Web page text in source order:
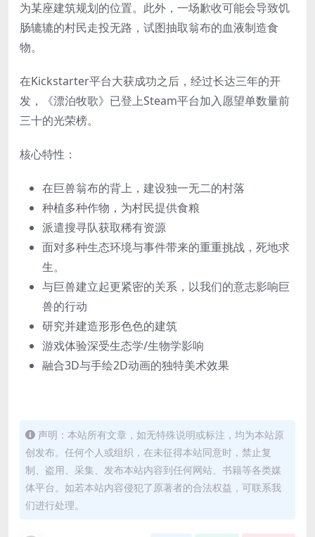
为某座建筑规划的位置。此外，一场歉收可能会导致饥
肠辘辘的村民走投无路，试图抽取翁布的血液制造食
物。
在Kickstarter平台大获成功之后，经过长达三年的开
发，《漂泊牧歌》已登上Steam平台加入愿望单数量前
三十的光荣榜。
核心特性：
在巨兽翁布的背上，建设独一无二的村落
种植多种作物，为村民提供食粮
派遣搜寻队获取稀有资源
面对多种生态环境与事件带来的重重挑战，死地求
生。
与巨兽建立起更紧密的关系，以我们的意志影响巨
兽的行动
研究并建造形形色色的建筑
游戏体验深受生态学/生物学影响
融合3D与手绘2D动画的独特美术效果
声明：本站所有文章，如无特殊说明或标注，均为本站原
创发布。任何个人或组织，在未征得本站同意时，禁止复
制、盗用、采集、发布本站内容到任何网站、书籍等各类媒
体平台。如若本站内容侵犯了原著者的合法权益，可联系我
们进行处理。